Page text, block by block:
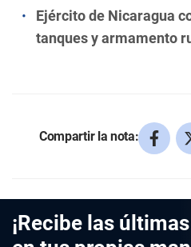
Ejército de Nicaragua
tanques y armamento
Compartir la nota:
¡Recibe las